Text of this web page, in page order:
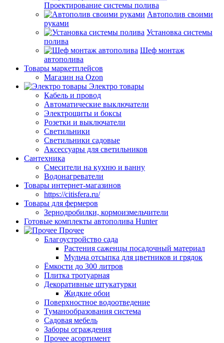
Проектирование системы полива
Автополив своими
руками
Установка системы
полива
Шеф монтаж
автополива
Товары маркетплейсов
Магазин на Ozon
Электро товары
Кабель и провод
Автоматические выключатели
Электрощиты и боксы
Розетки и выключатели
Светильники
Светильники садовые
Аксессуары для светильников
Сантехника
Смесители на кухню и ванну
Водонагреватели
Товары интернет-магазинов
https://citisfera.ru/
Товары для фермеров
Зернодробилки, кормоизмельчители
Готовые комплекты автополива Hunter
Прочее
Благоустройство сада
Растения саженцы посадочный материал
Мульча отсыпка для цветников и грядок
Ёмкости до 300 литров
Плитка тротуарная
Декоративные штукатурки
Жидкие обои
Поверхностное водоотведение
Туманообразования система
Садовая мебель
Заборы ограждения
Прочее асортимент